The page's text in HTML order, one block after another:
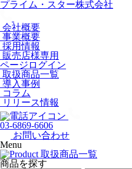
プライム・スター株式会社
会社概要
事業概要
採用情報
販売店様専用
ページログイン
取扱商品一覧
導入事例
コラム
リリース情報
03-6869-6606
お問い合わせ
Menu
商品を探す